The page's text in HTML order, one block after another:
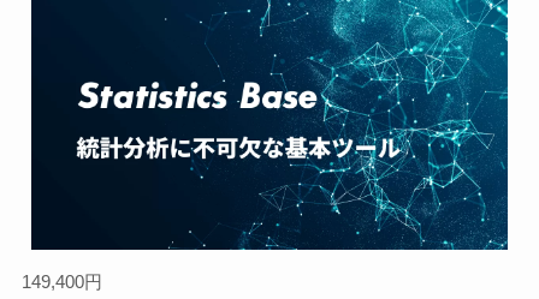
149,400円